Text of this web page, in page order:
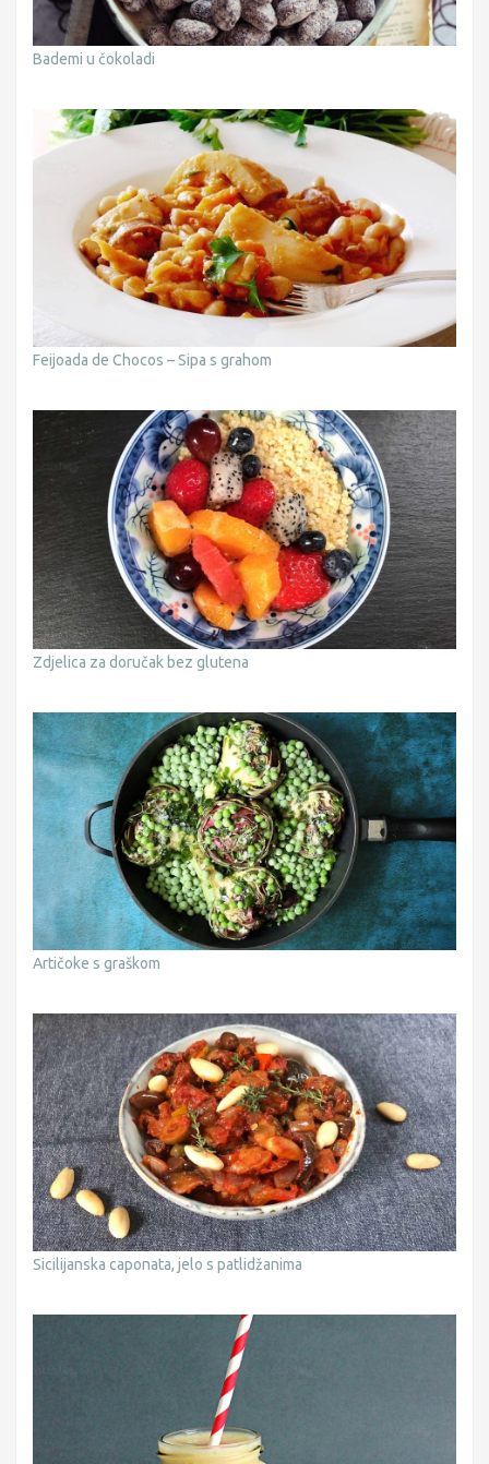
Bademi u čokoladi
Feijoada de Chocos – Sipa s grahom
Zdjelica za doručak bez glutena
Artičoke s graškom
Sicilijanska caponata, jelo s patlidžanima